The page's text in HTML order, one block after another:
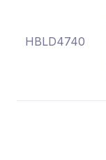
HBLD4740